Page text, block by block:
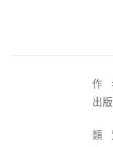
作
出版
類